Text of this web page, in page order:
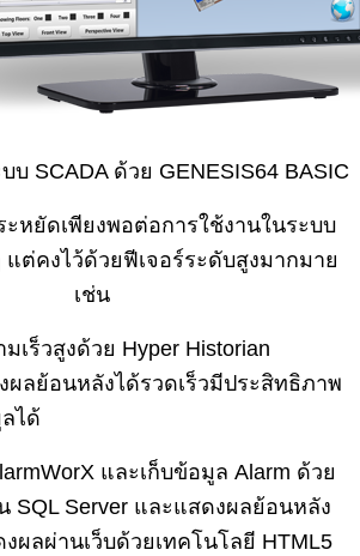
บ SCADA ด้วย GENESIS64 BASIC
ะหยัดเพียงพอต่อการใช้งานในระบบ
แต่คงไว้ด้วยฟีเจอร์ระดับสูงมากมาย
เช่น
เร็วสูงด้วย Hyper Historian
ผลย้อนหลังได้รวดเร็วมีประสิทธิภาพ
ได้
และเก็บข้อมูล Alarm ด้วย
SQL Server และแสดงผลย้อนหลัง
ผลผ่านเว็บด้วยเทคโนโลยี HTML5